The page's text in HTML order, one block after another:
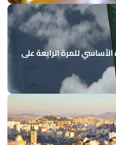
للمرة الرابعة على